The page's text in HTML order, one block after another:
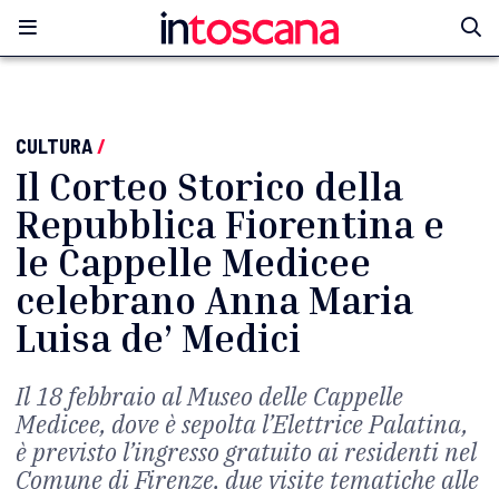
CULTURA/
Il Corteo Storico della
Repubblica Fiorentina e
le Cappelle Medicee
celebrano Anna Maria
Luisa de’ Medici
Il 18 febbraio al Museo delle Cappelle
Medicee, dove è sepolta l’Elettrice Palatina,
è previsto l’ingresso gratuito ai residenti nel
Comune di Firenze, due visite tematiche alle